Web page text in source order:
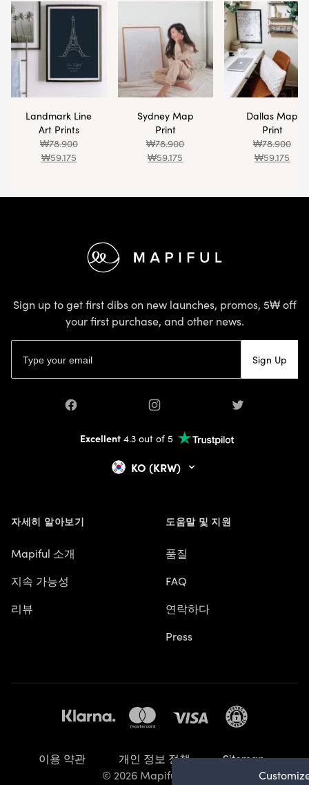
Landmark Line
Art Prints
₩78.900
₩59.175
Sydney Map
Print
₩78.900
₩59.175
Dallas Map
Print
₩78.900
₩59.175
Sign up to get first dibs on new launches, promos, 5₩ off
your first purchase, and other news.
Sign Up
Facebook Instagram Twitter
Excellent4.3 out of 5
KO (KRW)
자세히 알아보기
Mapiful 소개
지속 가능성
리뷰
도움말 및 지원
품질
FAQ
연락하다
Press
이용 약관 개인 정보 정책
Sitemap
© 2026 Mapiful AB